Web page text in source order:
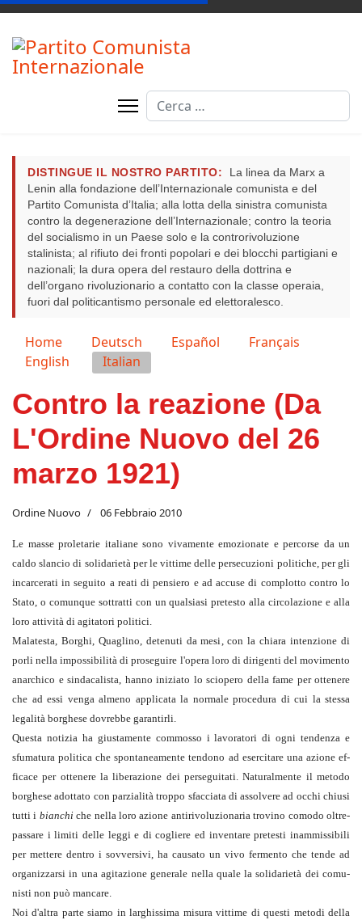
Cerca
DISTINGUE IL NOSTRO PARTITO:
La linea da Marx a
Lenin alla fondazione dell’Internazionale comunista e del
Partito Comunista d’Italia; alla lotta della sinistra comunista
contro la degenerazione dell’Internazionale; contro la teoria
del socialismo in un Paese solo e la controrivoluzione
stalinista; al rifiuto dei fronti popolari e dei blocchi partigiani e
nazionali; la dura opera del restauro della dottrina e
dell’organo rivoluzionario a contatto con la classe operaia,
fuori dal politicantismo personale ed elettoralesco.
Seleziona la tua lingua
Home Deutsch Español
Français
English
Italian
Contro la reazione (Da
L'Ordine Nuovo del 26
marzo 1921)
Ordine Nuovo 06 Febbraio 2010
Le masse proletarie italiane sono vivamente emozionate e percorse da un
caldo slancio di solidarietà per le vittime delle persecuzioni politiche, per gli
incarcerati in seguito a reati di pensiero e ad accuse di complotto contro lo
Stato, o comunque sottratti con un qualsiasi pretesto alla circolazione e alla
loro at­tività di agitatori politici.
Malatesta, Borghi, Quaglino, detenuti da mesi, con la chiara intenzione di
porli nella impossibilità di proseguire l'opera loro di dirigenti del movi­mento
anarchico e sindacalista, hanno ini­ziato lo sciopero della fame per ot­tenere
che ad essi venga al­meno applicata la normale procedura di cui la stessa
legalità borghese dovrebbe garantirli.
Questa notizia ha giustamente commosso i lavoratori di ogni tendenza e
sfumatura politica che spontaneamente tendono ad esercitare una azione ef­
ficace per ottenere la liberazione dei perseguitati. Naturalmente il metodo
borghese adottato con par­zialità troppo sfacciata di assolvere ad occhi chiusi
tutti i bian­chi che nella loro azione antirivoluzionaria trovino comodo ol­tre­
passare i limiti delle leggi e di cogliere ed inventare pretesti inammissibili
per mettere dentro i sovversivi, ha causato un vi­vo fermento che tende ad
organizzarsi in una agitazione genera­le nella quale la solidarietà dei comu­
nisti non può mancare.
Noi d'altra parte siamo in larghissima misura vittime di questi metodi della